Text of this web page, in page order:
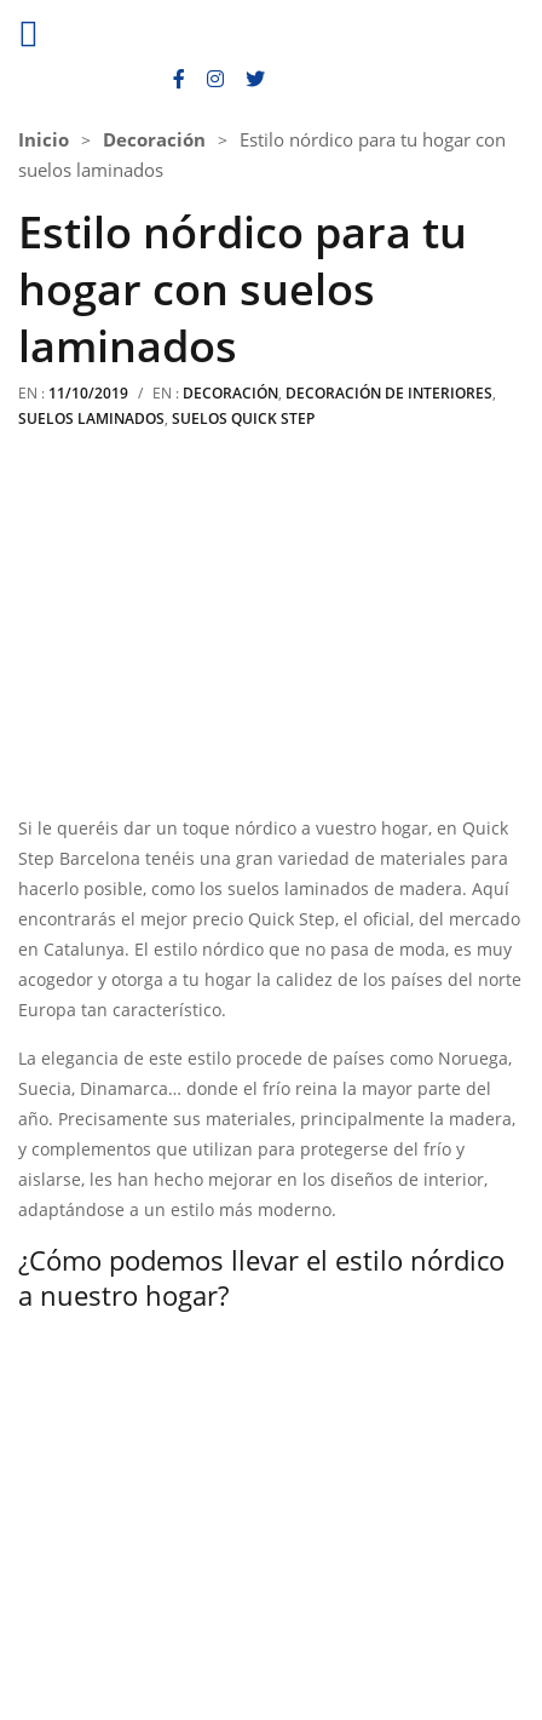
Inicio Decoración
Estilo nórdico para tu hogar con
suelos laminados
Estilo nórdico para tu
hogar con suelos
laminados
EN : 11/10/2019 / EN : DECORACIÓN, DECORACIÓN DE INTERIORES,
SUELOS LAMINADOS, SUELOS QUICK STEP
Si le queréis dar un toque nórdico a vuestro hogar, en Quick
Step Barcelona tenéis una gran variedad de materiales para
hacerlo posible, como los suelos laminados de madera. Aquí
encontrarás el mejor precio Quick Step, el oficial, del mercado
en Catalunya. El estilo nórdico que no pasa de moda, es muy
acogedor y otorga a tu hogar la calidez de los países del norte
Europa tan característico.
La elegancia de este estilo procede de países como Noruega,
Suecia, Dinamarca… donde el frío reina la mayor parte del
año. Precisamente sus materiales, principalmente la madera,
y complementos que utilizan para protegerse del frío y
aislarse, les han hecho mejorar en los diseños de interior,
adaptándose a un estilo más moderno.
¿Cómo podemos llevar el estilo nórdico
a nuestro hogar?